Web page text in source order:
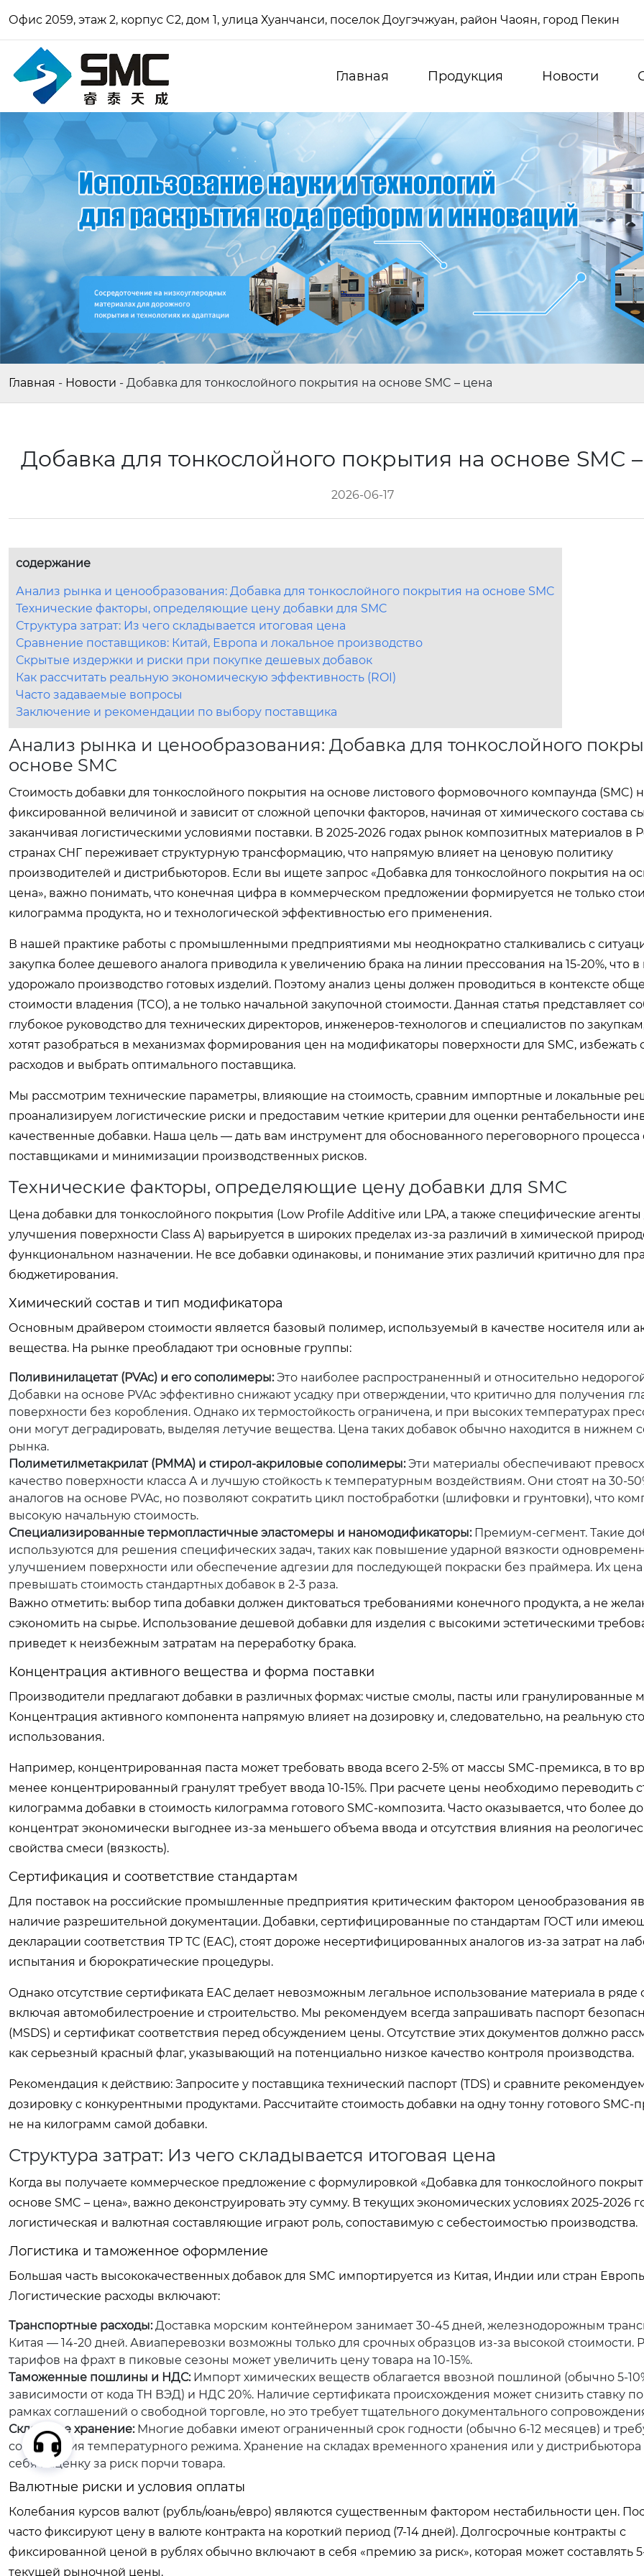
Офис 2059, этаж 2, корпус C2, дом 1, улица Хуанчанси, поселок Доугэчжуан, район Чаоян, город Пекин
Главная Продукция Новости
Главная - Новости - Добавка для тонкослойного покрытия на основе SMC – цена
Добавка для тонкослойного покрытия на основе SMC
2026-06-17
содержание
Анализ рынка и ценообразования: Добавка для тонкослойного покрытия на основе SMC
Технические факторы, определяющие цену добавки для SMC
Структура затрат: Из чего складывается итоговая цена
Сравнение поставщиков: Китай, Европа и локальное производство
Скрытые издержки и риски при покупке дешевых добавок
Как рассчитать реальную экономическую эффективность (ROI)
Часто задаваемые вопросы
Заключение и рекомендации по выбору поставщика
Анализ рынка и ценообразования: Добавка для тонкослойного
основе SMC
Стоимость добавки для тонкослойного покрытия на основе листового формовочного компаунда (SMC)
фиксированной величиной и зависит от сложной цепочки факторов, начиная от химического состава
заканчивая логистическими условиями поставки. В 2025-2026 годах рынок композитных материалов в
странах СНГ переживает структурную трансформацию, что напрямую влияет на ценовую политику
производителей и дистрибьюторов. Если вы ищете запрос «Добавка для тонкослойного покрытия на
цена», важно понимать, что конечная цифра в коммерческом предложении формируется не только
килограмма продукта, но и технологической эффективностью его применения.
В нашей практике работы с промышленными предприятиями мы неоднократно сталкивались с
закупка более дешевого аналога приводила к увеличению брака на линии прессования на 15-20%, что в
удорожало производство готовых изделий. Поэтому анализ цены должен проводиться в контексте
стоимости владения (TCO), а не только начальной закупочной стоимости. Данная статья представляет
глубокое руководство для технических директоров, инженеров-технологов и специалистов по
хотят разобраться в механизмах формирования цен на модификаторы поверхности для SMC, избежать
расходов и выбрать оптимального поставщика.
Мы рассмотрим технические параметры, влияющие на стоимость, сравним импортные и локальные
проанализируем логистические риски и предоставим четкие критерии для оценки рентабельности
качественные добавки. Наша цель — дать вам инструмент для обоснованного переговорного процесса
поставщиками и минимизации производственных рисков.
Технические факторы, определяющие цену добавки для SMC
Цена добавки для тонкослойного покрытия (Low Profile Additive или LPA, а также специфические агенты
улучшения поверхности Class A) варьируется в широких пределах из-за различий в химической
функциональном назначении. Не все добавки одинаковы, и понимание этих различий критично для
бюджетирования.
Химический состав и тип модификатора
Основным драйвером стоимости является базовый полимер, используемый в качестве носителя или
вещества. На рынке преобладают три основные группы:
Поливинилацетат (PVAc) и его сополимеры:Это наиболее распространенный и относительно
Добавки на основе PVAc эффективно снижают усадку при отверждении, что критично для получения
поверхности без коробления. Однако их термостойкость ограничена, и при высоких температурах
они могут деградировать, выделяя летучие вещества. Цена таких добавок обычно находится в нижнем
рынка.
Полиметилметакрилат (PMMA) и стирол-акриловые сополимеры:Эти материалы обеспечивают
качество поверхности класса А и лучшую стойкость к температурным воздействиям. Они стоят на 30-
аналогов на основе PVAc, но позволяют сократить цикл постобработки (шлифовки и грунтовки), что
высокую начальную стоимость.
Специализированные термопластичные эластомеры и наномодификаторы:Премиум-сегмент. Такие
используются для решения специфических задач, таких как повышение ударной вязкости
улучшением поверхности или обеспечение адгезии для последующей покраски без праймера. Их
превышать стоимость стандартных добавок в 2-3 раза.
Важно отметить: выбор типа добавки должен диктоваться требованиями конечного продукта, а не
сэкономить на сырье. Использование дешевой добавки для изделия с высокими эстетическими
приведет к неизбежным затратам на переработку брака.
Концентрация активного вещества и форма поставки
Производители предлагают добавки в различных формах: чистые смолы, пасты или гранулированные
Концентрация активного компонента напрямую влияет на дозировку и, следовательно, на реальную
использования.
Например, концентрированная паста может требовать ввода всего 2-5% от массы SMC-премикса, в то
менее концентрированный гранулят требует ввода 10-15%. При расчете цены необходимо переводить
килограмма добавки в стоимость килограмма готового SMC-композита. Часто оказывается, что более
концентрат экономически выгоднее из-за меньшего объема ввода и отсутствия влияния на
свойства смеси (вязкость).
Сертификация и соответствие стандартам
Для поставок на российские промышленные предприятия критическим фактором ценообразования
наличие разрешительной документации. Добавки, сертифицированные по стандартам ГОСТ или
декларации соответствия ТР ТС (ЕАС), стоят дороже несертифицированных аналогов из-за затрат на
испытания и бюрократические процедуры.
Однако отсутствие сертификата ЕАС делает невозможным легальное использование материала в ряде
включая автомобилестроение и строительство. Мы рекомендуем всегда запрашивать паспорт
(MSDS) и сертификат соответствия перед обсуждением цены. Отсутствие этих документов должно
как серьезный красный флаг, указывающий на потенциально низкое качество контроля производства.
Рекомендация к действию: Запросите у поставщика технический паспорт (TDS) и сравните
дозировку с конкурентными продуктами. Рассчитайте стоимость добавки на одну тонну готового SMC-
не на килограмм самой добавки.
Структура затрат: Из чего складывается итоговая цена
Когда вы получаете коммерческое предложение с формулировкой «Добавка для тонкослойного
основе SMC – цена», важно деконструировать эту сумму. В текущих экономических условиях 2025-2026
логистическая и валютная составляющие играют роль, сопоставимую с себестоимостью производства.
Логистика и таможенное оформление
Большая часть высококачественных добавок для SMC импортируется из Китая, Индии или стран
Логистические расходы включают:
Транспортные расходы:Доставка морским контейнером занимает 30-45 дней, железнодорожным
Китая — 14-20 дней. Авиаперевозки возможны только для срочных образцов из-за высокой стоимости.
тарифов на фрахт в пиковые сезоны может увеличить цену товара на 10-15%.
Таможенные пошлины и НДС:Импорт химических веществ облагается ввозной пошлиной (обычно 5-
зависимости от кода ТН ВЭД) и НДС 20%. Наличие сертификата происхождения может снизить ставку
рамках соглашений о свободной торговле, но это требует тщательного документального
Складское хранение:Многие добавки имеют ограниченный срок годности (обычно 6-12 месяцев) и
соблюдения температурного режима. Хранение на складах временного хранения или у дистрибьютора
себя наценку за риск порчи товара.
Валютные риски и условия оплаты
Колебания курсов валют (рубль/юань/евро) являются существенным фактором нестабильности цен.
часто фиксируют цену в валюте контракта на короткий период (7-14 дней). Долгосрочные контракты с
фиксированной ценой в рублях обычно включают в себя «премию за риск», которая может составлять
текущей рыночной цены.